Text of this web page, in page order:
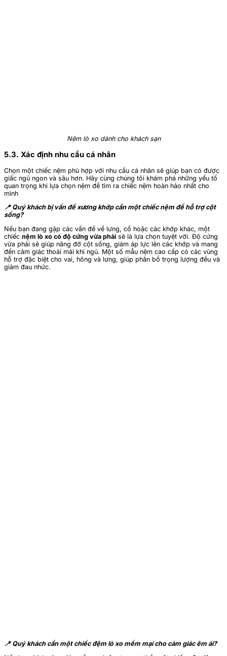
Nệm lò xo dành cho khách sạn
5.3. Xác định nhu cầu cá nhân
Chọn một chiếc nệm phù hợp với nhu cầu cá nhân sẽ giúp bạn có được
giấc ngủ ngon và sâu hơn. Hãy cùng chúng tôi khám phá những yếu tố
quan trọng khi lựa chọn nệm để tìm ra chiếc nệm hoàn hảo nhất cho
mình
📍 Quý khách bị vấn đề xương khớp cần một chiếc nệm để hỗ trợ cột
sống?
Nếu bạn đang gặp các vấn đề về lưng, cổ hoặc các khớp khác, một
chiếc nệm lò xo có độ cứng vừa phải sẽ là lựa chọn tuyệt vời. Độ cứng
vừa phải sẽ giúp nâng đỡ cột sống, giảm áp lực lên các khớp và mang
đến cảm giác thoải mái khi ngủ. Một số mẫu nệm cao cấp có các vùng
hỗ trợ đặc biệt cho vai, hông và lưng, giúp phân bổ trọng lượng đều và
giảm đau nhức.
📍 Quý khách cần một chiếc đệm lò xo mềm mại cho cảm giác êm ái?